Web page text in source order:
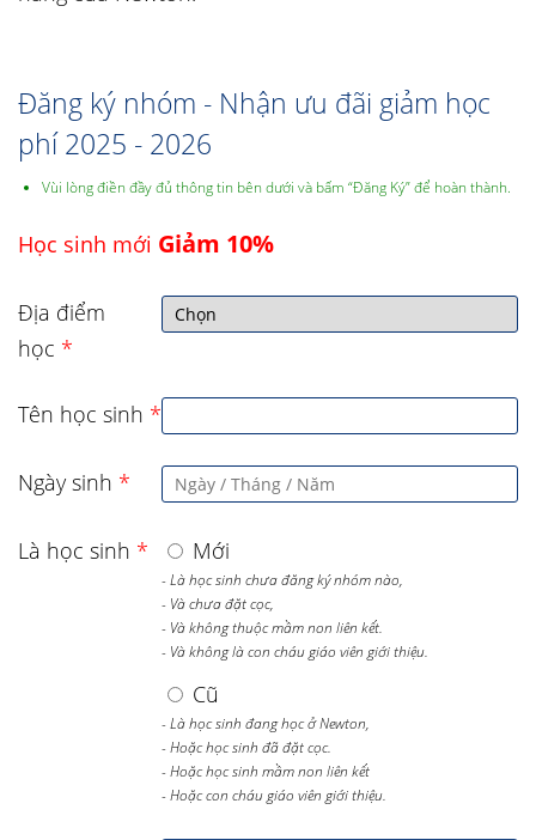
Đăng ký nhóm - Nhận ưu đãi giảm học
phí 2025 - 2026
Vùi lòng điền đầy đủ thông tin bên dưới và bấm “Đăng Ký” để hoàn thành.
Học sinh mới Giảm 10%
Địa điểm
học *
Tên học sinh *
Ngày sinh *
Là học sinh * Mới
- Là học sinh chưa đăng ký nhóm nào,
- Và chưa đặt cọc,
- Và không thuộc mầm non liên kết.
- Và không là con cháu giáo viên giới thiệu.
Cũ
- Là học sinh đang học ở Newton,
- Hoặc học sinh đã đặt cọc.
- Hoặc học sinh mầm non liên kết
- Hoặc con cháu giáo viên giới thiệu.